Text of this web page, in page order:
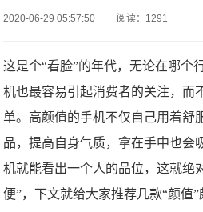
2020-06-29 05:57:50 阅读：1291
这是个“看脸”的年代，无论在哪个
机也最容易引起消费者的关注，而
单。高颜值的手机不仅自己用着舒
品，提高自身气质，拿在手中也会
机就能看出一个人的品位，这就绝
便”，下文就给大家推荐几款“颜值